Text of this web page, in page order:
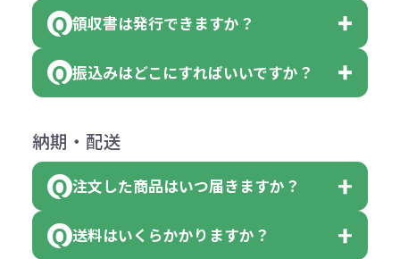
【色指定の仕方】
数量を入力の欄で、ご希望の本体色
に必要な個数を入力ください。
※10個単位など購入できる単位が決
はまらない数を入力すると、アラー
または返金にて対応させていただき
ます。
その際不良品については送料着払い
ください。
（商品の状態により、対応が変わる
※不良商品をご返却いただけない場
（印刷代））×枚数+製版代
（提供価格（商品代）+名入れ費用
×色数
※例えば2色印刷の場合には、名入
れ費用が2倍、製版代が2倍必要で
す。
会員様はマイページより各種帳票の
ダウンロードが可能です。
詳しくはこちらはご確認ください。
領収書のダウンロード
領収書は発行できますか？
会員様はマイページより各種帳票の
詳しくはこちらはご確認ください。
振込みはどこにすればいいですか？
下記口座にお願いします。
■三菱UFJ銀行
小田井支店（おたいしてん）
納期・配送
注文した商品はいつ届きますか？
既製品の場合、ご入金確認後3営業
送料はいくらかかりますか？